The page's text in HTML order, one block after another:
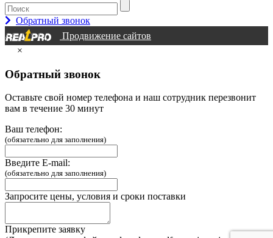
Обратный звонок
Продвижение сайтов
×
Обратный звонок
Оставьте свой номер телефона и наш сотрудник перезвонит
вам в течение 30 минут
Ваш телефон:
(обязательно для заполнения)
Введите E-mail:
(обязательно для заполнения)
Запросите цены, условия и сроки поставки
Прикрепите заявку